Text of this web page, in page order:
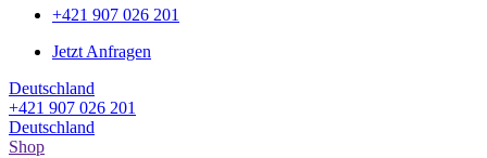
+421 907 026 201
Jetzt Anfragen
Deutschland
+421 907 026 201
Deutschland
Shop